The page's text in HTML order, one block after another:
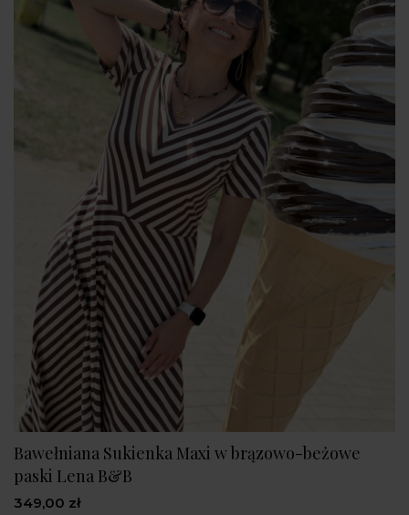
Bawełniana Sukienka Maxi w brązowo-beżowe
paski Lena B&B
349,00 zł